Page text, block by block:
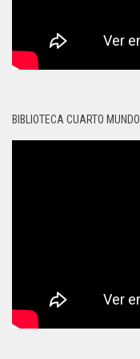
BIBLIOTECA CUARTO MUNDO